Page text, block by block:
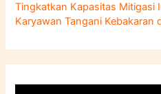
Tingkatkan Kapasitas Mitigasi
Karyawan Tangani Kebakaran